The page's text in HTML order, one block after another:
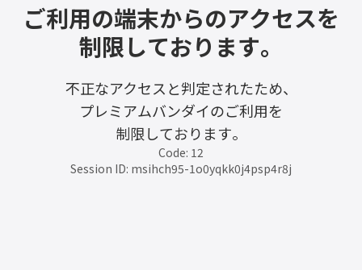
ご利用の端末からのアクセスを
制限しております。
不正なアクセスと判定されたため、
プレミアムバンダイのご利用を
制限しております。
Code: 12
Session ID: msihch95-1o0yqkk0j4psp4r8j